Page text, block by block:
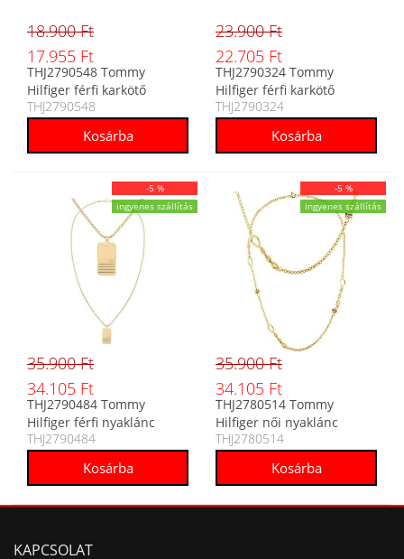
18.900 Ft
17.955 Ft
THJ2790548 Tommy
Hilfiger férfi karkötő
THJ2790548
23.900 Ft
22.705 Ft
THJ2790324 Tommy
Hilfiger férfi karkötő
THJ2790324
-5 %
ingyenes szállítás
35.900 Ft
34.105 Ft
THJ2790484 Tommy
Hilfiger férfi nyaklánc
THJ2790484
-5 %
ingyenes szállítás
35.900 Ft
34.105 Ft
THJ2780514 Tommy
Hilfiger női nyaklánc
THJ2780514
KAPCSOLAT